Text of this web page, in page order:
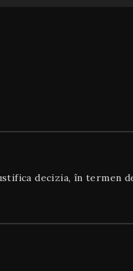
decizia, în termen